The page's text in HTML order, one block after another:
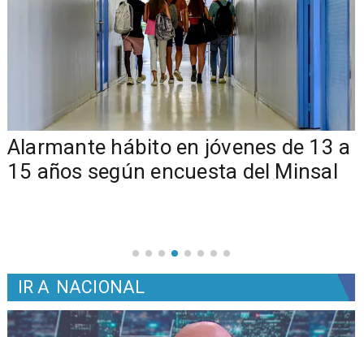
Alarmante hábito en jóvenes de 13 a
15 años según encuesta del Minsal
IR A NACIONAL